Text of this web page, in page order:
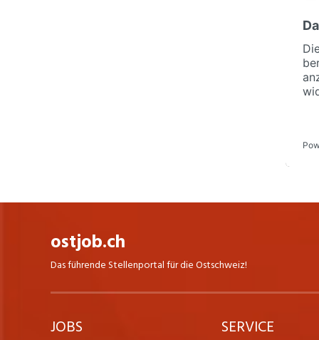
ostjob.ch
Das führende Stellenportal für die Ostschweiz!
JOBS SERVICE